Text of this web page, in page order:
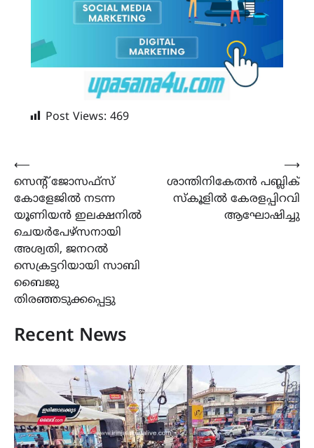
Post Views: 469
Post
navigation
⟵
സെന്റ് ജോസഫ്സ്
കോളേജിൽ നടന്ന
യൂണിയൻ ഇലക്ഷനിൽ
ചെയർപേഴ്സനായി
അശ്വതി, ജനറൽ
സെക്രട്ടറിയായി സാബി
ബൈജു
തിരഞ്ഞടുക്കപ്പെട്ടു
ശാന്തിനികേതൻ പബ്ലിക്
സ്കൂളിൽ കേരളപ്പിറവി
ആഘോഷിച്ചു
⟶
Recent News